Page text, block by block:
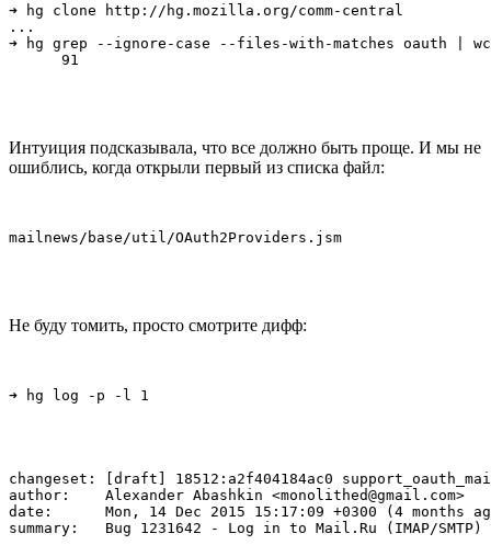
➜ hg clone http://hg.mozilla.org/comm-central
...
➜ hg grep --ignore-case --files-with-matches oauth |
      91
Интуиция подсказывала, что все должно быть проще. И мы не
ошиблись, когда открыли первый из списка файл:
mailnews/base/util/OAuth2Providers.jsm
Не буду томить, просто смотрите дифф:
➜ hg log -p -l 1
changeset: [draft] 18512:a2f404184ac0
author:    Alexander Abashkin <monolithed@gmail.com>
date:      Mon, 14 Dec 2015 15:17:09 +0300 (4 months
summary:   Bug 1231642 - Log in to Mail.Ru (IMAP/SMTP)